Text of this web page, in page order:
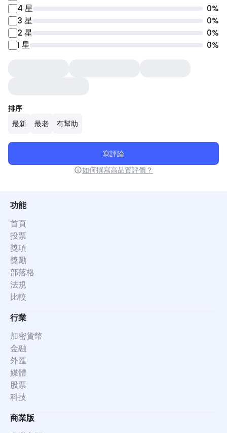
4 星 0%
3 星 0%
2 星 0%
1 星 0%
排序
最新
最老 有幫助
寫評論
如何撰寫高品質評價？
功能
首頁
投票
獎項
獎勵
部落格
法規
比較
行業
加密貨幣
金融
外匯
媒體
股票
科技
商業版